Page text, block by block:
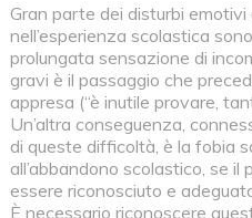
Gran parte dei disturbi
nell’esperienza scolastica
prolungata sensazione di
gravi è il passaggio che
appresa (“è inutile provare,
Un’altra conseguenza,
di queste difficoltà, è la fobia
all’abbandono scolastico, se il
essere riconosciuto e
È necessario riconoscere